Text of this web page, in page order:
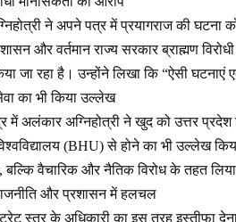
ने अपने पत्र में प्रयागराज की घटना
और वर्तमान राज्य सरकार ब्राह्मण
जा रहा है। उन्होंने लिखा कि “ऐसी घटनाएं
का भी किया उल्लेख
में अलंकार अग्निहोत्री ने खुद को उत्तर प्रदेश
(BHU) से होने का भी उल्लेख
बल्कि वैचारिक और नैतिक विरोध के तहत
और प्रशासन में हलचल
स्तर के अधिकारी का इस तरह इस्तीफा